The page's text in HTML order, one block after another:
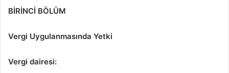
BİRİNCİ BÖLÜM
Vergi Uygulanmasında Yetki
Vergi dairesi: